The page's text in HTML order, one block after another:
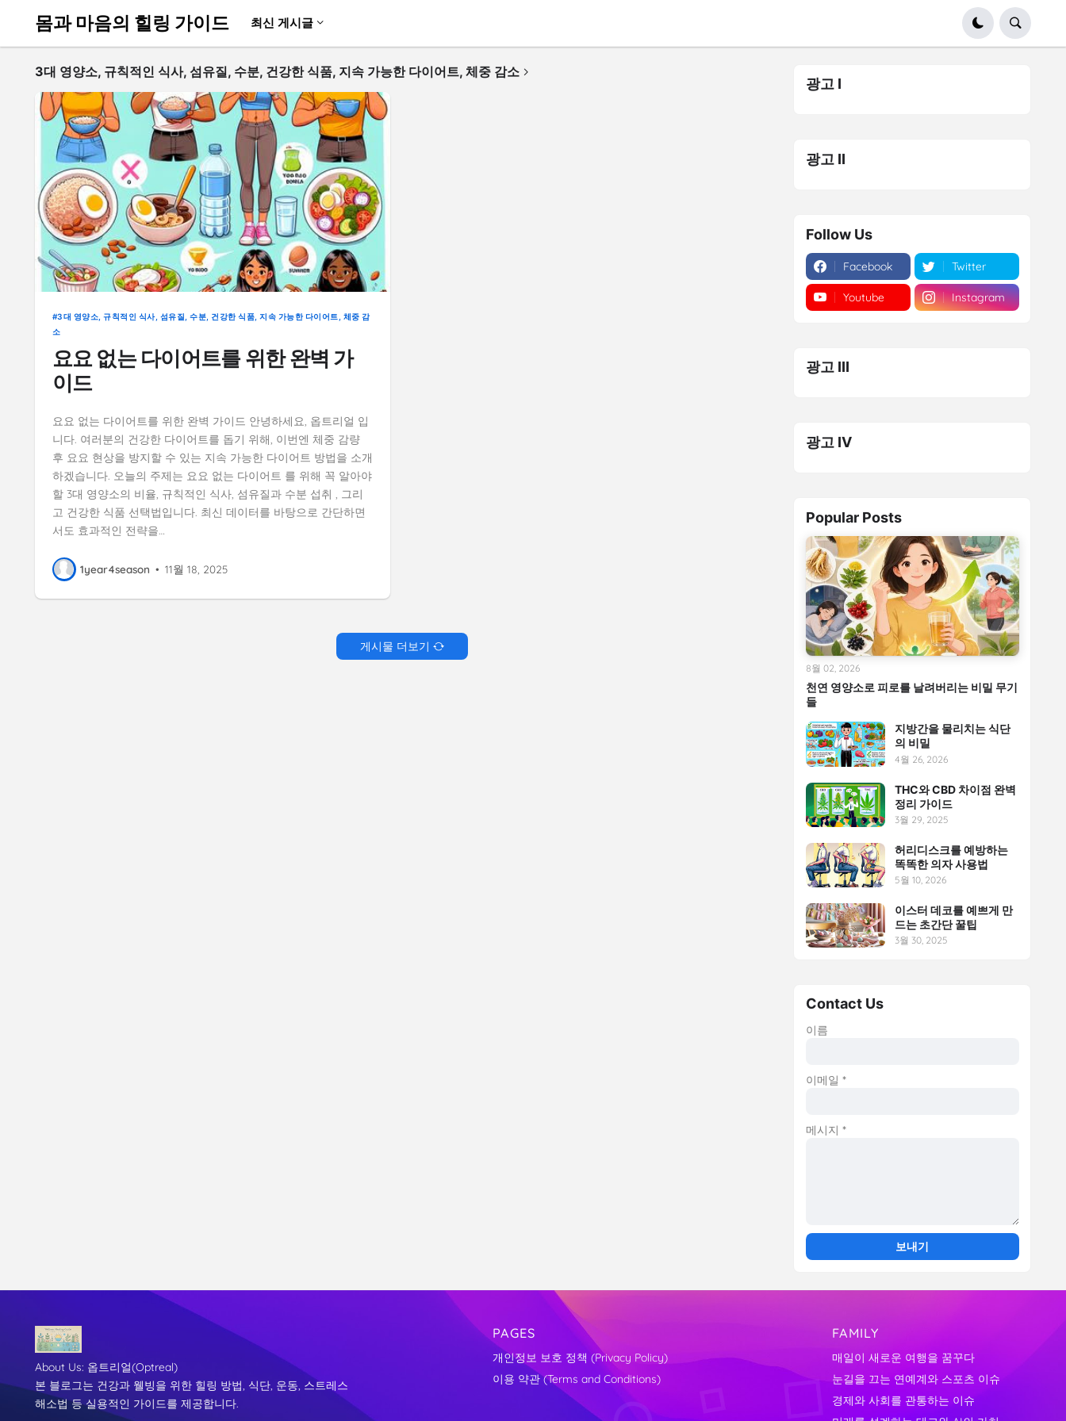
몸과 마음의 힐링 가이드 최신 게시글
3대 영양소, 규칙적인 식사, 섬유질, 수분, 건강한 식품, 지속 가능한 다이어트, 체중 감소
3대 영양소, 규칙적인 식사, 섬유질, 수분, 건강한 식품, 지속 가능한 다이어트, 체중 감
소
요요 없는 다이어트를 위한 완벽 가
이드
요요 없는 다이어트를 위한 완벽 가이드 안녕하세요, 옵트리얼 입
니다. 여러분의 건강한 다이어트를 돕기 위해, 이번엔 체중 감량
후 요요 현상을 방지할 수 있는 지속 가능한 다이어트 방법을 소개
하겠습니다. 오늘의 주제는 요요 없는 다이어트 를 위해 꼭 알아야
할 3대 영양소의 비율, 규칙적인 식사, 섬유질과 수분 섭취 , 그리
고 건강한 식품 선택법입니다. 최신 데이터를 바탕으로 간단하면
서도 효과적인 전략을…
1year4season • 11월 18, 2025
게시물 더보기
광고 I
광고 II
Follow Us
Facebook Twitter
Youtube Instagram
광고 III
광고 IV
Popular Posts
천연 영양소로 피로를 날려버리는 비밀 무기
들
8월 02, 2026
지방간을 물리치는 식단
의 비밀
4월 26, 2026
THC와 CBD 차이점 완벽
정리 가이드
3월 29, 2025
허리디스크를 예방하는
똑똑한 의자 사용법
5월 10, 2026
이스터 데코를 예쁘게 만
드는 초간단 꿀팁
3월 30, 2025
Contact Us
이름
이메일 *
메시지 *
About Us: 옵트리얼(Optreal)
본 블로그는 건강과 웰빙을 위한 힐링 방법, 식단, 운동, 스트레스
해소법 등 실용적인 가이드를 제공합니다.
PAGES
개인정보 보호 정책 (Privacy Policy)
이용 약관 (Terms and Conditions)
FAMILY
매일이 새로운 여행을 꿈꾸다
눈길을 끄는 연예계와 스포츠 이슈
경제와 사회를 관통하는 이슈